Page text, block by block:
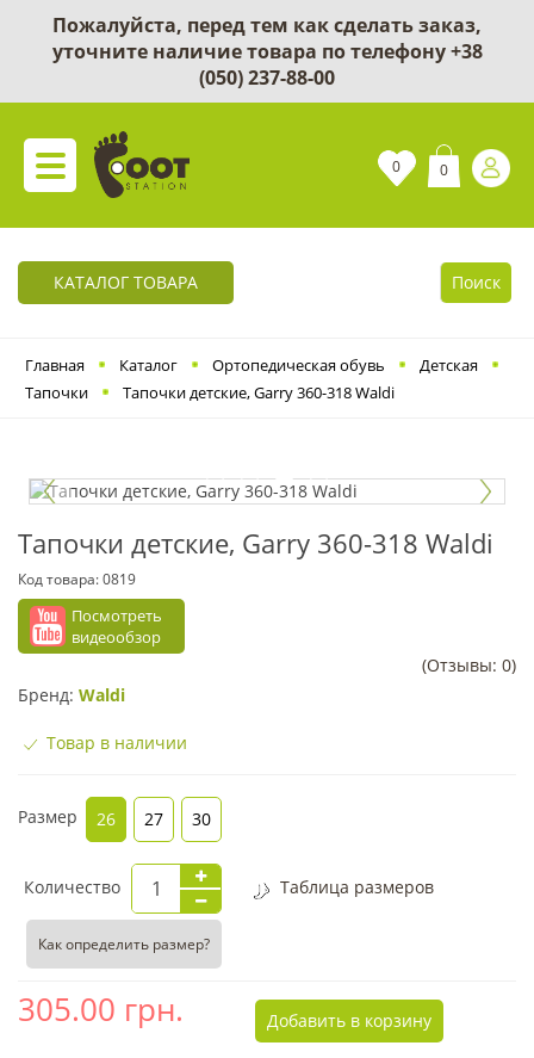
Пожалуйста, перед тем как сделать заказ,
уточните наличие товара по телефону+38
(050) 237-88-00
0 0
КАТАЛОГ ТОВАРА Поиск
Главная Каталог Ортопедическая обувь
Детская
Тапочки
Тапочки детские, Garry 360-318 Waldi
Тапочки детские, Garry 360-318 Waldi
Код товара:0819
Посмотреть
видеообзор
(Отзывы: 0)
Бренд: Waldi
Товар в наличии
Размер 26 27 30
Количество Таблица размеров
Как определить размер?
305.00 грн. Добавить в корзину